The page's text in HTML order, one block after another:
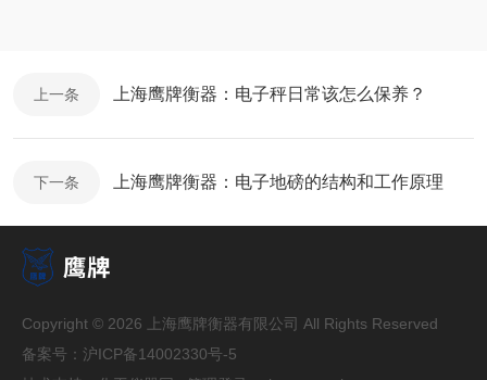
上一条 上海鹰牌衡器：电子秤日常该怎么保养？
下一条 上海鹰牌衡器：电子地磅的结构和工作原理
Copyright © 2026 上海鹰牌衡器有限公司 All Rights Reserved
备案号： 沪ICP备14002330号-5